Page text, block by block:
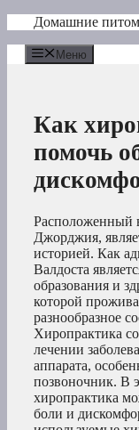
Перейти
содержимому
Домашние
Меню
Как
помочь
Расположенный
Джорджия,
историей. Как
Валдоста
образования и
которой
разнообразное
Хиропрактика
лечении
аппарата,
позвоночник. В
хиропрактика
боли и